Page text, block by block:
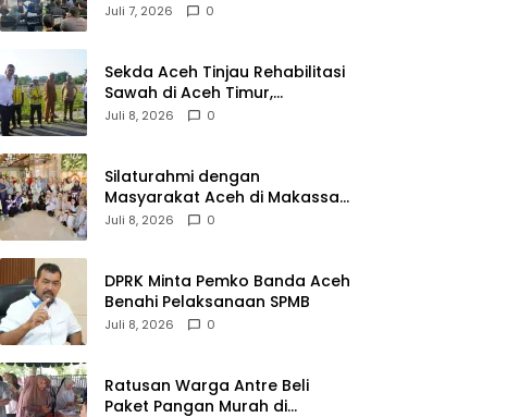
Juli 7, 2026 0
Sekda Aceh Tinjau Rehabilitasi
Sawah di Aceh Timur,
Targetkan Tanam Juli
Juli 8, 2026 0
Silaturahmi dengan
Masyarakat Aceh di Makassar,
Kak Na Mengaku Bangga atas
Juli 8, 2026 0
DPRK Minta Pemko Banda Aceh
Benahi Pelaksanaan SPMB
Juli 8, 2026 0
Ratusan Warga Antre Beli
Paket Pangan Murah di